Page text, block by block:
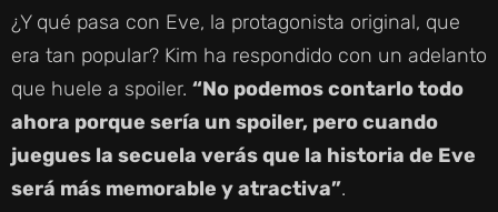
Y
V
I
¿Y qué pasa con Eve, la protagonista original, que
era tan popular? Kim ha respondido con un adelanto
que huele a spoiler. “No podemos contarlo todo
ahora porque sería un spoiler, pero cuando
juegues la secuela verás que la historia de Eve
será más memorable y atractiva”.